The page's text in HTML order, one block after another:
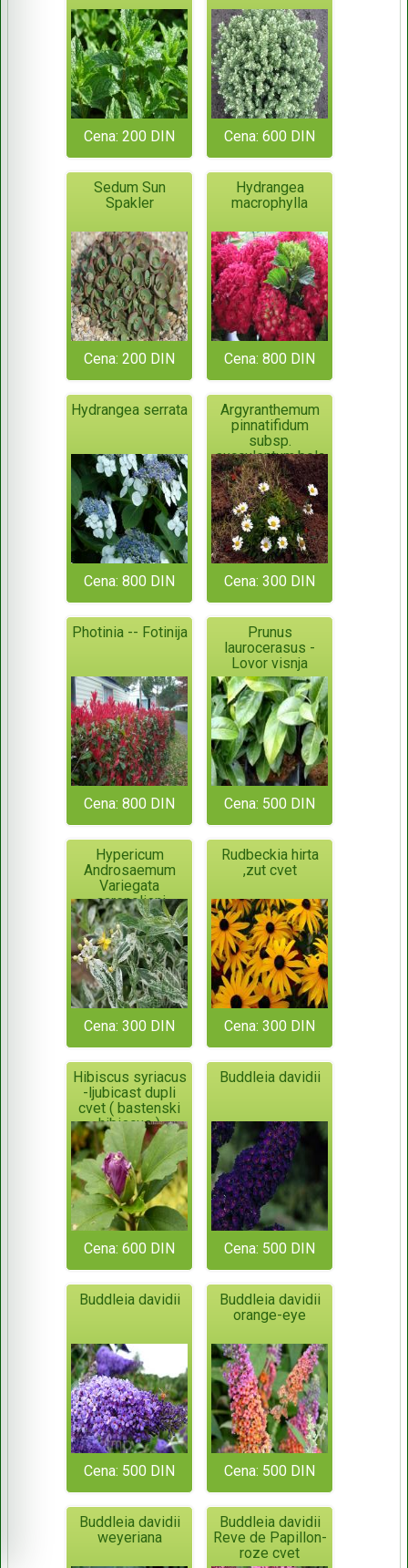
Cena: 200 DIN Cena: 600 DIN
Sedum Sun
Spakler
Cena: 200 DIN
Hydrangea
macrophylla
Cena: 800 DIN
Hydrangea serrata
Cena: 800 DIN
Argyranthemum
pinnatifidum
subsp.
succulentum,bela
rada-niska
Cena: 300 DIN
Photinia -- Fotinija
Cena: 800 DIN
Prunus
laurocerasus -
Lovor visnja
Cena: 500 DIN
Hypericum
Androsaemum
Variegata
,sarenolisni
kantarion
Cena: 300 DIN
Rudbeckia hirta
,zut cvet
Cena: 300 DIN
Hibiscus syriacus
-ljubicast dupli
cvet ( bastenski
hibiscus )
Cena: 600 DIN
Buddleia davidii
Cena: 500 DIN
Buddleia davidii
Cena: 500 DIN
Buddleia davidii
orange-eye
Cena: 500 DIN
Buddleia davidii
weyeriana
Buddleia davidii
Reve de Papillon-
roze cvet